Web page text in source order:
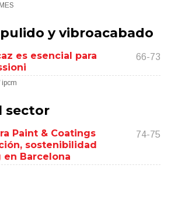
y vibroacabado
es esencial para
66-73
ipcm
sector
Paint & Coatings
sostenibilidad
Barcelona
74-75